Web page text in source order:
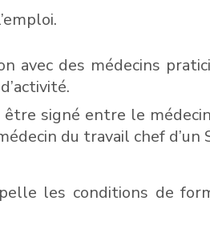
avec des médecins
signé entre le
du travail chef d’un
les conditions de